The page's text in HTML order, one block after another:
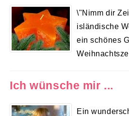
\"Nimm dir
isländische
ein schönes
Ich wünsche mir ...
Ein